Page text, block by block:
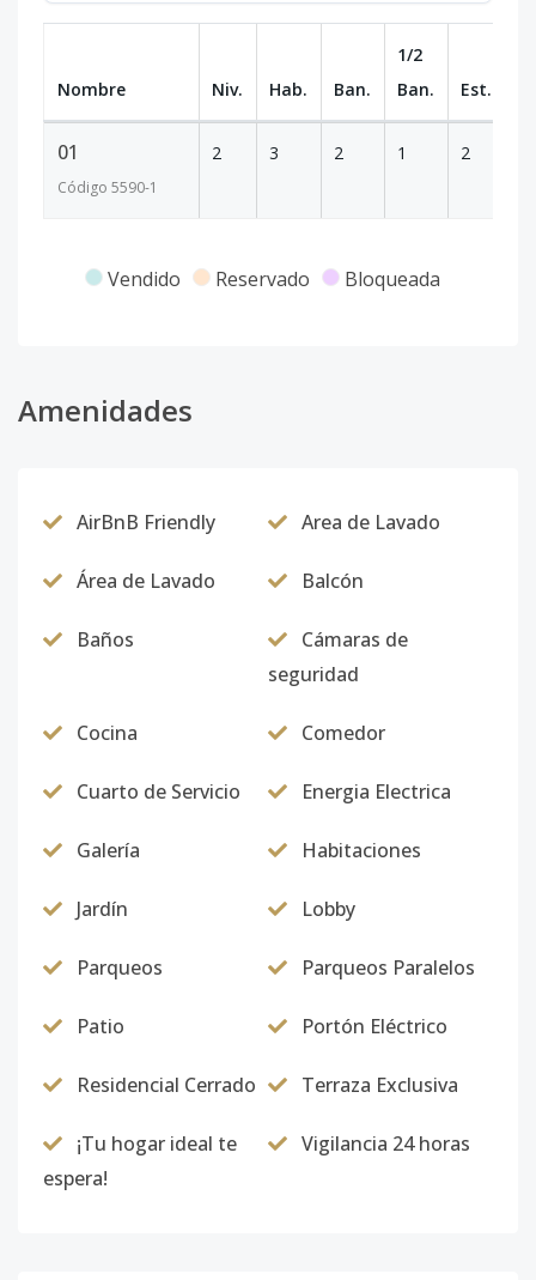
Nombre Niv. Hab. Ban.
1/2
Ban.
Est.
01
Código 5590-1
2 3 2 1 2
Vendido Reservado Bloqueada
Amenidades
AirBnB Friendly Area de Lavado
Área de Lavado Balcón
Baños
Cámaras de
seguridad
Cocina Comedor
Cuarto de Servicio Energia Electrica
Galería Habitaciones
Jardín Lobby
Parqueos Parqueos Paralelos
Patio Portón Eléctrico
Residencial Cerrado Terraza Exclusiva
¡Tu hogar ideal te
espera!
Vigilancia 24 horas